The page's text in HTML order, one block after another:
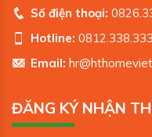
Số điện thoại:
Hotline: 0812.338.333
Email:
ĐĂNG KÝ NHẬN